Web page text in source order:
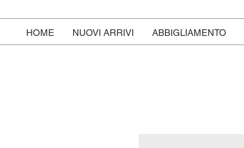
HOME NUOVI ARRIVI ABBIGLIAMENTO